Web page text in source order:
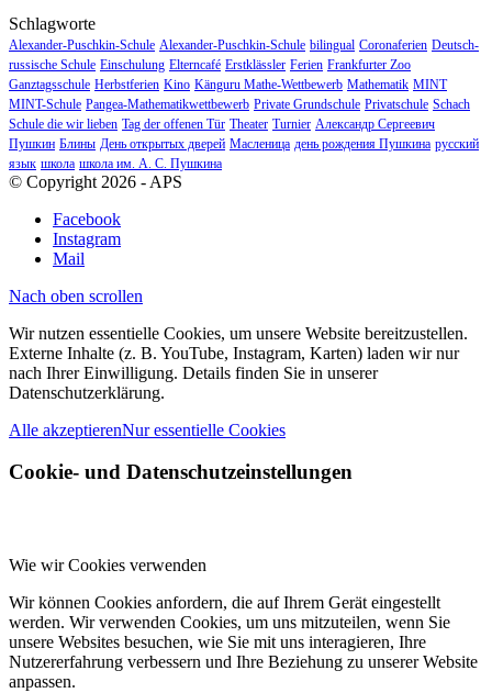
Schlagworte
Alexander-Puschkin-Schule Alexander-Puschkin-Schule bilingual Coronaferien Deutsch-
russische Schule Einschulung Elterncafé Erstklässler Ferien Frankfurter Zoo
Ganztagsschule Herbstferien Kino Känguru Mathe-Wettbewerb Mathematik MINT
MINT-Schule Pangea-Mathematikwettbewerb Private Grundschule Privatschule Schach
Schule die wir lieben Tag der offenen Tür Theater Turnier Александр Сергеевич
Пушкин Блины День открытых дверей Масленица день рождения Пушкина русский
язык школа школа им. А. С. Пушкина
© Copyright 2026 - APS
Facebook
Instagram
Mail
Nach oben scrollen
Wir nutzen essentielle Cookies, um unsere Website bereitzustellen.
Externe Inhalte (z. B. YouTube, Instagram, Karten) laden wir nur
nach Ihrer Einwilligung. Details finden Sie in unserer
Datenschutzerklärung.
Alle akzeptierenNur essentielle Cookies
Cookie- und Datenschutzeinstellungen
Wie wir Cookies verwenden
Wir können Cookies anfordern, die auf Ihrem Gerät eingestellt
werden. Wir verwenden Cookies, um uns mitzuteilen, wenn Sie
unsere Websites besuchen, wie Sie mit uns interagieren, Ihre
Nutzererfahrung verbessern und Ihre Beziehung zu unserer Website
anpassen.